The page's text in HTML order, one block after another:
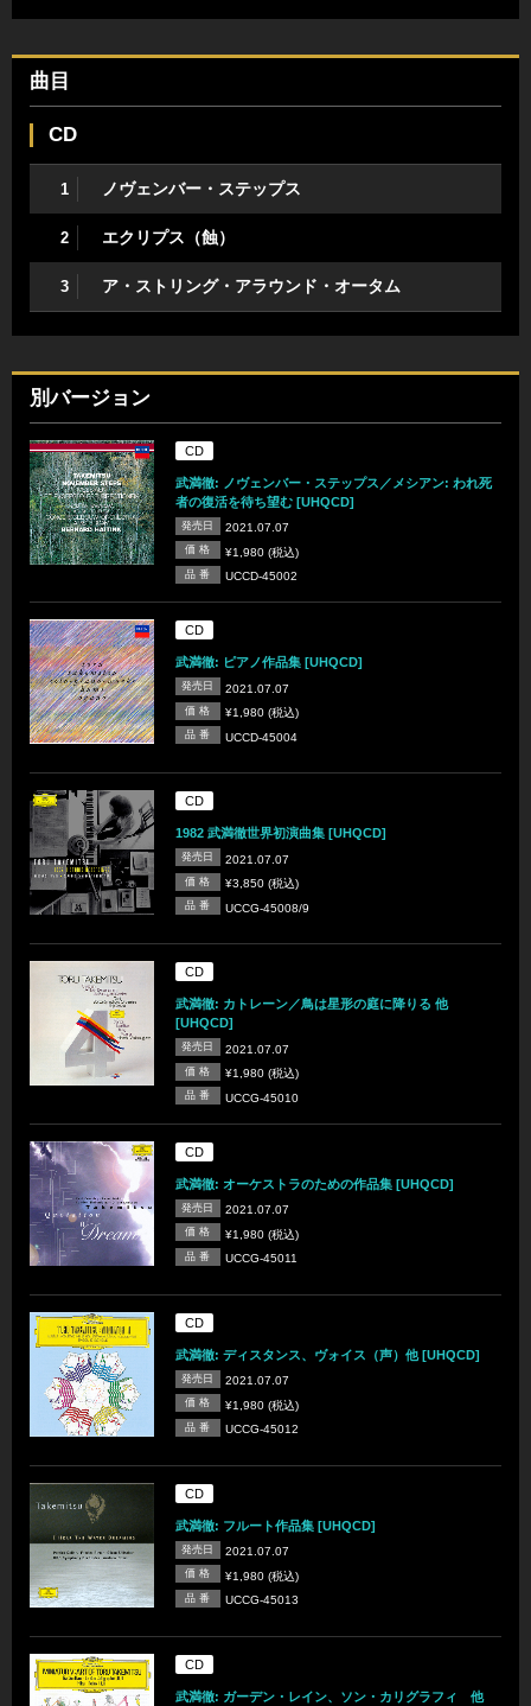
曲目
CD
1 ノヴェンバー・ステップス
2 エクリプス（蝕）
3 ア・ストリング・アラウンド・オータム
別バージョン
CD
武満徹: ノヴェンバー・ステップス／メシアン: われ死
者の復活を待ち望む [UHQCD]
発売日 2021.07.07
価 格 ¥1,980 (税込)
品 番 UCCD-45002
CD
武満徹: ピアノ作品集 [UHQCD]
発売日 2021.07.07
価 格 ¥1,980 (税込)
品 番 UCCD-45004
CD
1982 武満徹世界初演曲集 [UHQCD]
発売日 2021.07.07
価 格 ¥3,850 (税込)
品 番 UCCG-45008/9
CD
武満徹: カトレーン／鳥は星形の庭に降りる 他
[UHQCD]
発売日 2021.07.07
価 格 ¥1,980 (税込)
品 番 UCCG-45010
CD
武満徹: オーケストラのための作品集 [UHQCD]
発売日 2021.07.07
価 格 ¥1,980 (税込)
品 番 UCCG-45011
CD
武満徹: ディスタンス、ヴォイス（声）他 [UHQCD]
発売日 2021.07.07
価 格 ¥1,980 (税込)
品 番 UCCG-45012
CD
武満徹: フルート作品集 [UHQCD]
発売日 2021.07.07
価 格 ¥1,980 (税込)
品 番 UCCG-45013
CD
武満徹: ガーデン・レイン、ソン・カリグラフィ 他